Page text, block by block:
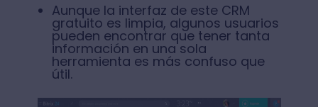
Aunque la interfaz de este CRM
gratuito es limpia, algunos usuarios
pueden encontrar que tener tanta
información en una sola
herramienta es más confuso que
útil.